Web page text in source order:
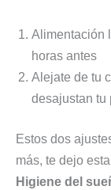
Alimentación
horas antes
Alejate de tu
desajustan tu
Estos dos
más, te dejo
Higiene del